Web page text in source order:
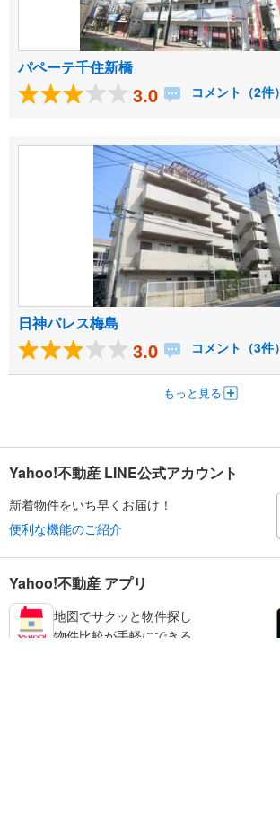
パペーテ千住新橋
3.0 コメント（2件）
日神パレス梅島
3.0 コメント（3件）
もっと見る
Yahoo!不動産 LINE公式アカウント
新着物件をいち早くお届け！
便利な機能のご紹介
Yahoo!不動産 アプリ
地図でサクッと物件探し
物件比較が手軽にできる